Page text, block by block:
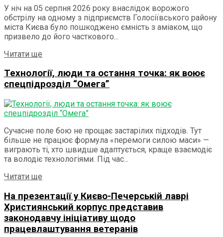
У ніч на 05 серпня 2026 року внаслідок ворожого
обстрілу на одному з підприємств Голосіївського району
міста Києва було пошкоджено ємність з аміаком, що
призвело до його часткового...
Читати ще
Технології, люди та остання точка: як воює
спецпідрозділ “Омега”
Сучасне поле бою не прощає застарілих підходів. Тут
більше не працює формула «перемоги силою маси» —
виграють ті, хто швидше адаптується, краще взаємодіє
та володіє технологіями. Під час...
Читати ще
На презентації у Києво-Печерській лаврі
Християнський корпус представив
законодавчу ініціативу щодо
працевлаштування ветеранів